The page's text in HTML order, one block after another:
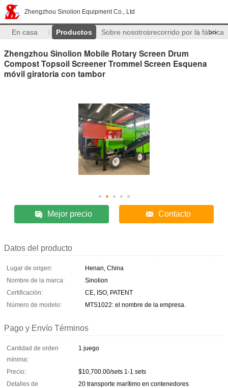
Zhengzhou Sinolion Equipment Co., Ltd
En casa Productos Sobre nosotrosrecorrido por la fábrica
>>
Zhengzhou Sinolion Mobile Rotary Screen Drum
Compost Topsoil Screener Trommel Screen Esquena
móvil giratoria con tambor
Mejor precio Contacto
Datos del producto
Lugar de origen:
Henan, China
Nombre de la marca:
Sinolion
Certificación:
CE, ISO, PATENT
Número de modelo:
MTS1022: el nombre de la empresa.
Pago y Envío Términos
Cantidad de orden
mínima:
1 juego
Precio:
$10,700.00/sets 1-1 sets
Detalles de
20 transporte marítimo en contenedores